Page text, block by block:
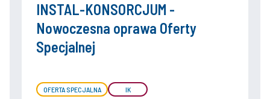
INSTAL-KONSORCJUM -
Nowoczesna oprawa Oferty
Specjalnej
OFERTA SPECJALNA IK